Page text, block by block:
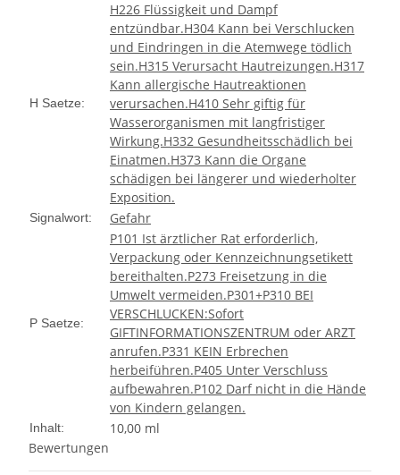
H Saetze:
H226 Flüssigkeit und Dampf
entzündbar.H304 Kann bei Verschlucken
und Eindringen in die Atemwege tödlich
sein.H315 Verursacht Hautreizungen.H317
Kann allergische Hautreaktionen
verursachen.H410 Sehr giftig für
Wasserorganismen mit langfristiger
Wirkung.H332 Gesundheitsschädlich bei
Einatmen.H373 Kann die Organe
schädigen bei längerer und wiederholter
Exposition.
Signalwort: Gefahr
P Saetze:
P101 Ist ärztlicher Rat erforderlich,
Verpackung oder Kennzeichnungsetikett
bereithalten.P273 Freisetzung in die
Umwelt vermeiden.P301+P310 BEI
VERSCHLUCKEN:Sofort
GIFTINFORMATIONSZENTRUM oder ARZT
anrufen.P331 KEIN Erbrechen
herbeiführen.P405 Unter Verschluss
aufbewahren.P102 Darf nicht in die Hände
von Kindern gelangen.
Inhalt:
10,00 ml
Bewertungen